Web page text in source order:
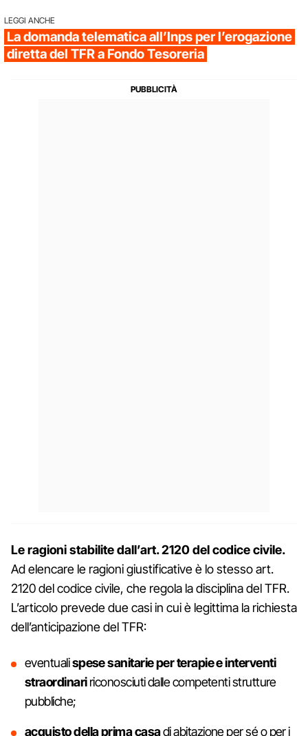
LEGGI ANCHE
La domanda telematica all’Inps per l’erogazione
diretta del TFR a Fondo Tesoreria
Le ragioni stabilite dall’art. 2120 del codice civile.
Ad elencare le ragioni giustificative è lo stesso art.
2120 del codice civile, che regola la disciplina del TFR.
L’articolo prevede due casi in cui è legittima la richiesta
dell’anticipazione del TFR:
eventualispese sanitarie per terapie e interventi
straordinaririconosciuti dalle competenti strutture
pubbliche;
acquisto della prima casadi abitazione per sé o per i